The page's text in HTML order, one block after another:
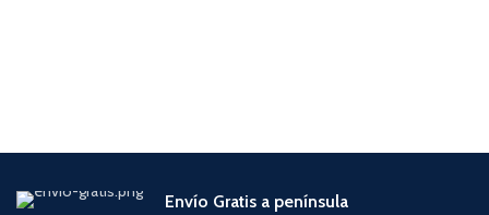
Envío Gratis a península